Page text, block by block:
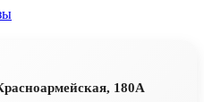
180А